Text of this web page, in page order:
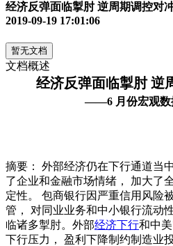
经济反弹面临掣肘 逆周期调控对
2019-09-19 17:01:06
暂无文档
文档概述
经济反弹面临掣肘 逆
——6 月份宏观
摘要： 外部经济仍在下行通道当
了企业和金融市场情绪， 加大了
定性。 包商银行因严重信用风险
管， 对同业业务和中小银行流动
临诸多掣肘。外部经济下行和中
下行压力， 盈利下降制约制造业